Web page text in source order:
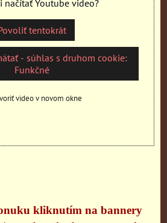
načítať Youtube video?
tentokrát
- súhlas s druhom cookie:
Funkčné
video v novom okne
kliknutím na bannery